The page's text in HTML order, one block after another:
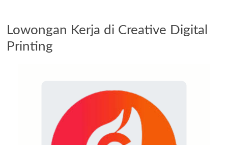
Lowongan Kerja di Creative Digital
Printing